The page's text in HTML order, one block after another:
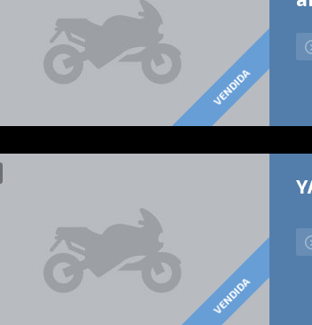
VENDIDA
VENDIDA